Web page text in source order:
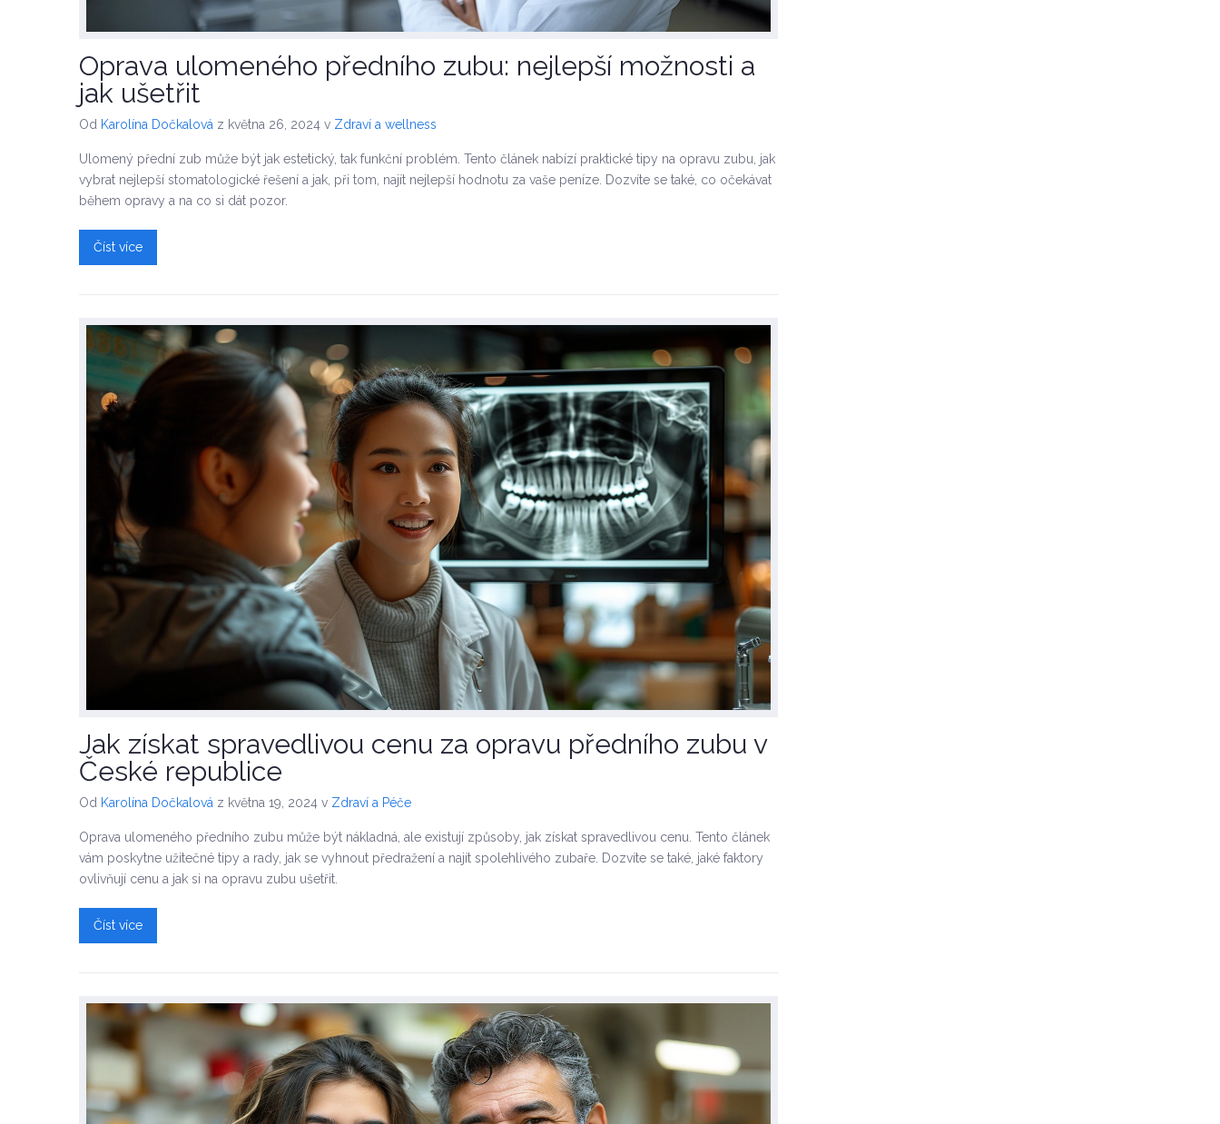
Oprava ulomeného předního zubu: nejlepší možnosti a
jak ušetřit
Od Karolína Dočkalová z května 26, 2024 v Zdraví a wellness
Ulomený přední zub může být jak estetický, tak funkční problém. Tento článek nabízí praktické tipy na opravu zubu, jak
vybrat nejlepší stomatologické řešení a jak, při tom, najít nejlepší hodnotu za vaše peníze. Dozvíte se také, co očekávat
během opravy a na co si dát pozor.
Číst více
Jak získat spravedlivou cenu za opravu předního zubu v
České republice
Od Karolína Dočkalová z května 19, 2024 v Zdraví a Péče
Oprava ulomeného předního zubu může být nákladná, ale existují způsoby, jak získat spravedlivou cenu. Tento článek
vám poskytne užitečné tipy a rady, jak se vyhnout předražení a najít spolehlivého zubaře. Dozvíte se také, jaké faktory
ovlivňují cenu a jak si na opravu zubu ušetřit.
Číst více